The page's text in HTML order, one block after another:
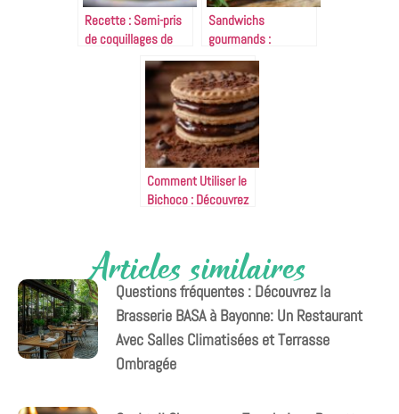
Recette : Semi-pris
de coquillages de
Thierry Marx –
Comment sublimer
vos fruits de mer
comme un chef
Sandwichs
gourmands :
recettes
incontournables à
découvrir sur
ciabatta, pain
brioché et pain
complet
Comment Utiliser le
Bichoco : Découvrez
Gourmands dans Vos
Desserts
Articles similaires
Questions fréquentes : Découvrez la
Brasserie BASA à Bayonne: Un Restaurant
Avec Salles Climatisées et Terrasse
Ombragée